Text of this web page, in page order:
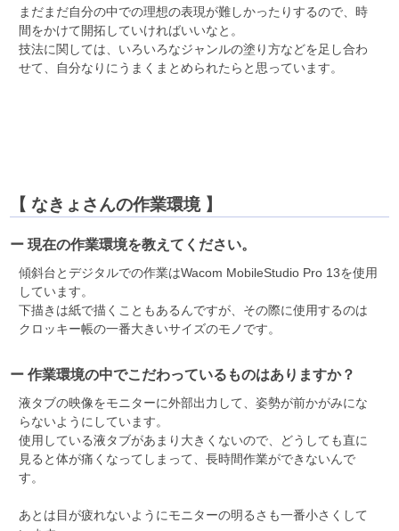
まだまだ自分の中での理想の表現が難しかったりするので、時
間をかけて開拓していければいいなと。
技法に関しては、いろいろなジャンルの塗り方などを足し合わ
せて、自分なりにうまくまとめられたらと思っています。
【 なきょさんの作業環境 】
ー 現在の作業環境を教えてください。
傾斜台とデジタルでの作業はWacom MobileStudio Pro 13を使用
しています。
下描きは紙で描くこともあるんですが、その際に使用するのは
クロッキー帳の一番大きいサイズのモノです。
ー 作業環境の中でこだわっているものはありますか？
液タブの映像をモニターに外部出力して、姿勢が前かがみにな
らないようにしています。
使用している液タブがあまり大きくないので、どうしても直に
見ると体が痛くなってしまって、長時間作業ができないんで
す。
あとは目が疲れないようにモニターの明るさも一番小さくして